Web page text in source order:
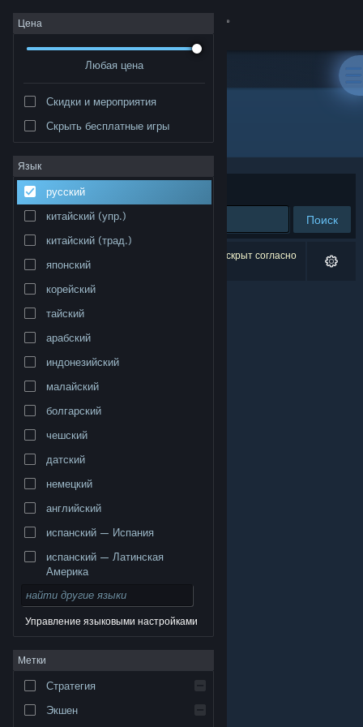
Войти
Сообщество
Информация
Поддержка
Изменить язык
Полная версия
© Valve Corporation. Все права сохранены. Все
торговые марки являются собственностью
Правовая информация
Соглашение подписчика Steam
Файлы cookie
Цена
Любая цена
Скидки и мероприятия
Скрыть бесплатные игры
Язык
русский
китайский (упр.)
китайский (трад.)
японский
корейский
тайский
арабский
индонезийский
малайский
болгарский
чешский
датский
немецкий
английский
испанский — Испания
испанский — Латинская
Америка
Управление языковыми настройками
Метки
Стратегия
Экшен
Разработчик: Tobias Hendricks
Сортировать по
Поиск
Результатов по вашему запросу: 0. 1 продукт скрыт согласно
вашим настройкам.